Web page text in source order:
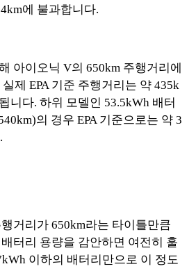
에 불과합니다.
아이오닉 V의 650km 주행거리에
제 EPA 기준 주행거리는 약 435k
니다. 하위 모델인 53.5kWh 배터
의 경우 EPA 기준으로는 약 3
거리가 650km라는 타이틀만큼
터리 용량을 감안하면 여전히 훌
이하의 배터리만으로 이 정도